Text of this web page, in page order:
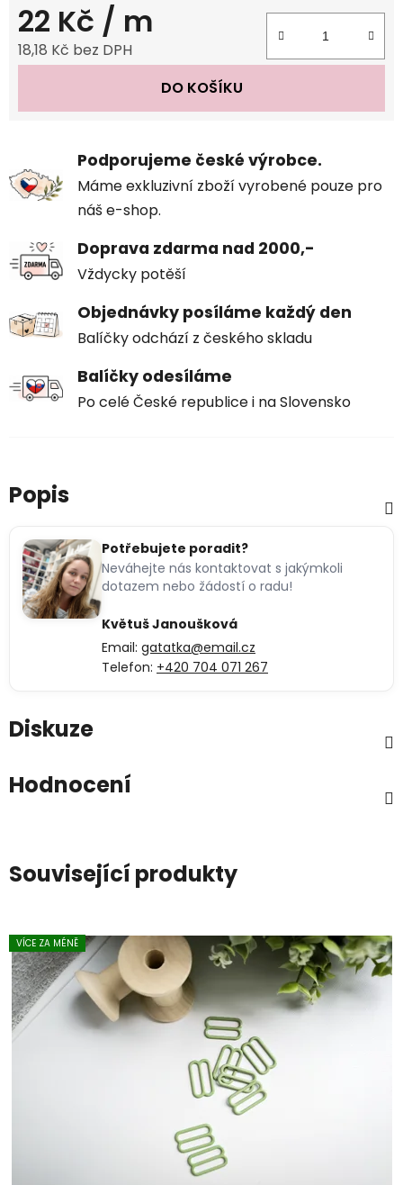
22 Kč / m
18,18 Kč bez DPH
DO KOŠÍKU
Podporujeme české výrobce.
Máme exkluzivní zboží vyrobené pouze pro
náš e-shop.
Doprava zdarma nad 2000,-
Vždycky potěší
Objednávky posíláme každý den
Balíčky odchází z českého skladu
Balíčky odesíláme
Po celé České republice i na Slovensko
Popis
Potřebujete poradit?
Neváhejte nás kontaktovat s jakýmkoli
dotazem nebo žádostí o radu!
Květuš Janoušková
Email: gatatka@email.cz
Telefon: +420 704 071 267
Diskuze
Hodnocení
Související produkty
VÍCE ZA MÉNĚ